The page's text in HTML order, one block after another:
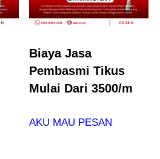
Biaya Jasa
Pembasmi Tikus
Mulai Dari 3500/m
AKU MAU PESAN